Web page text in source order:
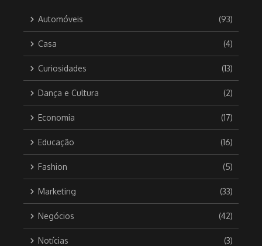
Automóveis (93)
Casa (4)
Curiosidades (13)
Dança e Cultura (2)
Economia (17)
Educação (16)
Fashion (5)
Marketing (33)
Negócios (42)
Notícias (3)